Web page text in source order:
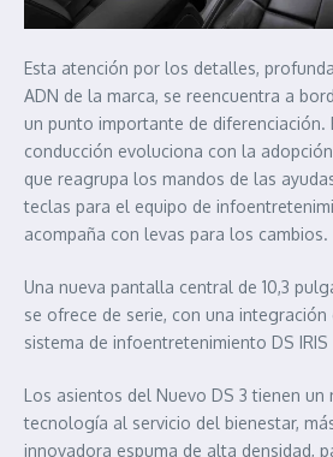
Esta atención por los detalles,
ADN de la marca, se reencuentra a
un punto importante de diferenciación.
conducción evoluciona con la
que reagrupa los mandos de las
teclas para el equipo de
acompaña con levas para los cambios.
Una nueva pantalla central de 10,3
se ofrece de serie, con una integración
sistema de infoentretenimiento DS IRIS
Los asientos del Nuevo DS 3 tienen un
tecnología al servicio del bienestar,
innovadora espuma de alta densidad,